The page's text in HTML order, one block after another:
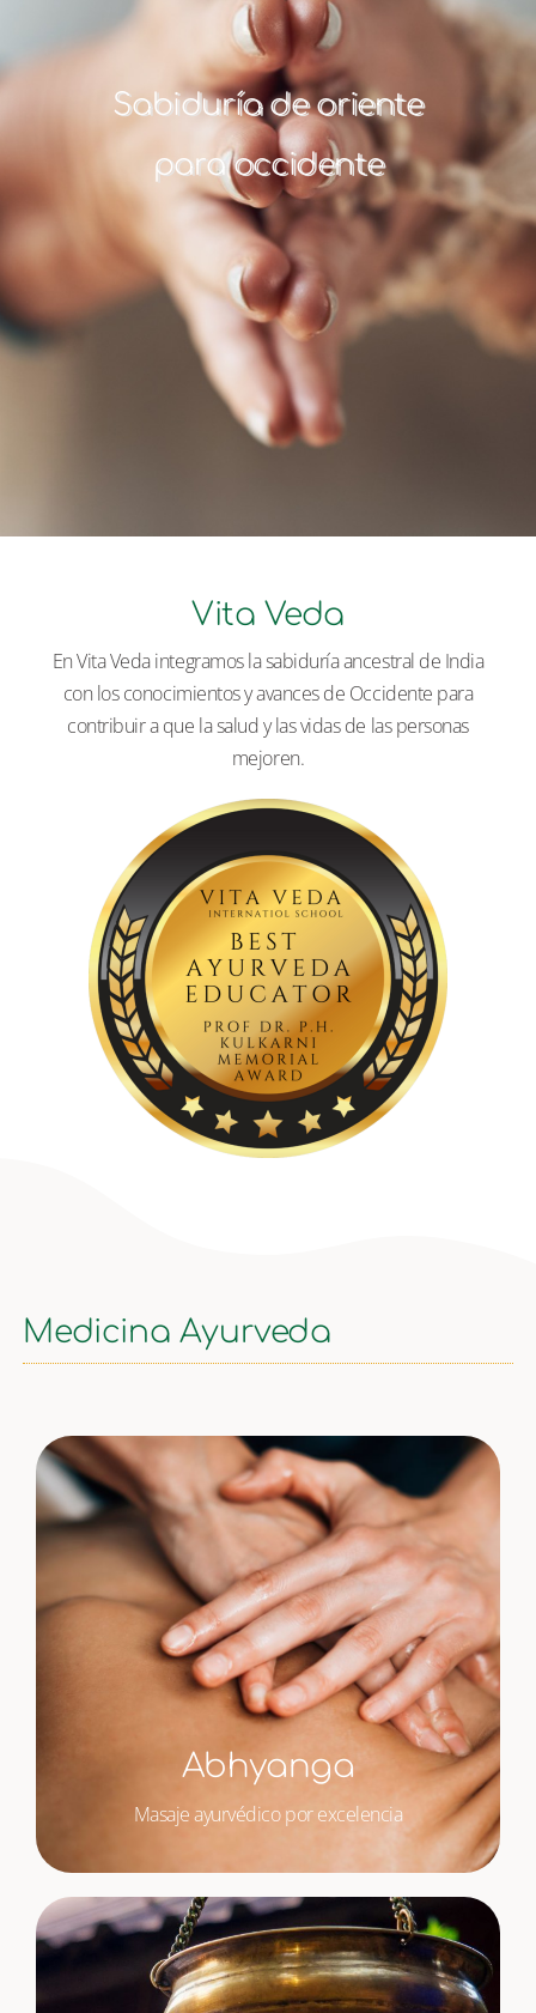
Sabiduría de oriente
para occidente
Vita Veda
En Vita Veda integramos la sabiduría ancestral de India
con los conocimientos y avances de Occidente para
contribuir a que la salud y las vidas de las personas
mejoren.
Medicina Ayurveda
Abhyanga
Masaje ayurvédico por excelencia